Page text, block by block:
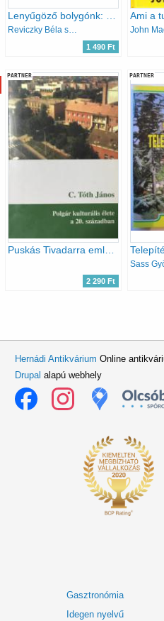
Reviczky Béla szerk.
1 490 Ft
John
PARTNER
Puskás Tivadarra emlékezünk - Születésének 160. évfordulóján
2 290 Ft
PARTNER
Sass
Hernádi Antikvárium Online
Drupal alapú webhely
Gasztronómia
Idegen nyelvű